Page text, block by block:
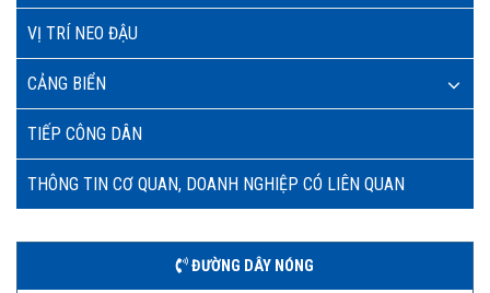
VỊ TRÍ NEO ĐẬU
CẢNG BIỂN
TIẾP CÔNG DÂN
THÔNG TIN CƠ QUAN, DOANH NGHIỆP CÓ LIÊN QUAN
ĐƯỜNG DÂY NÓNG